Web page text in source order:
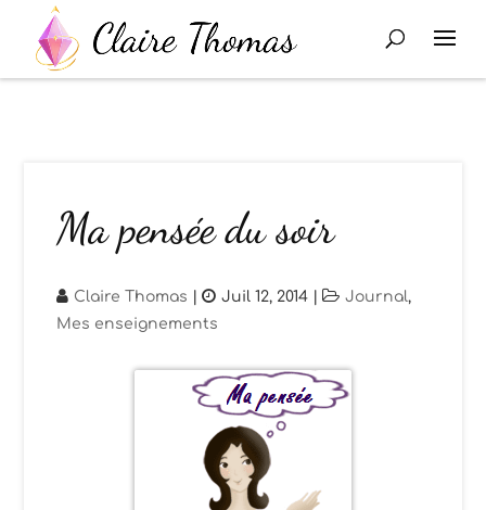
Ma pensée du soir
Claire Thomas | Juil 12, 2014 | Journal,
Mes enseignements